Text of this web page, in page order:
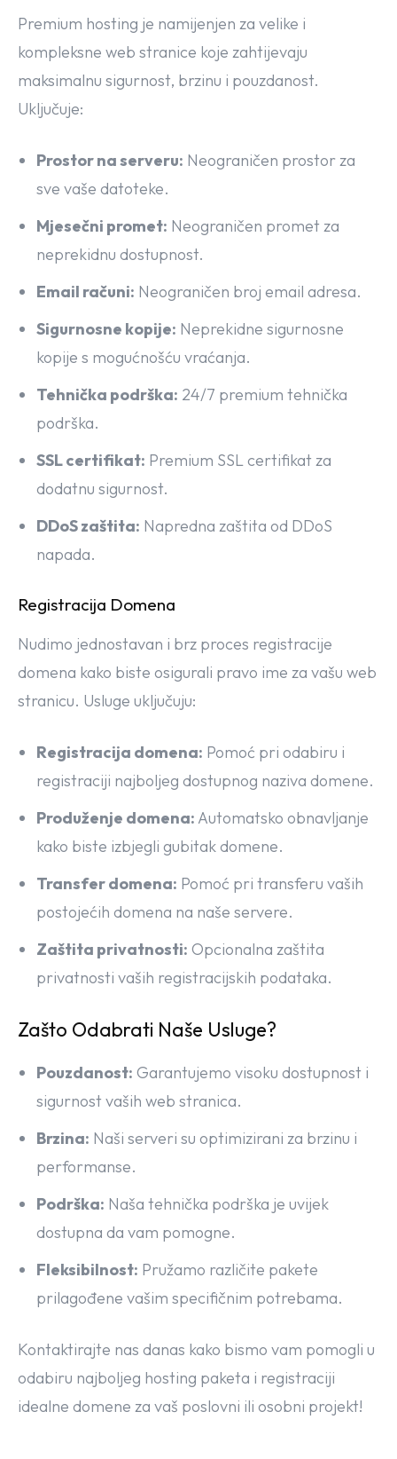
Premium hosting je namijenjen za velike i
kompleksne web stranice koje zahtijevaju
maksimalnu sigurnost, brzinu i pouzdanost.
Uključuje:
Prostor na serveru: Neograničen prostor za
sve vaše datoteke.
Mjesečni promet: Neograničen promet za
neprekidnu dostupnost.
Email računi: Neograničen broj email adresa.
Sigurnosne kopije: Neprekidne sigurnosne
kopije s mogućnošću vraćanja.
Tehnička podrška: 24/7 premium tehnička
podrška.
SSL certifikat: Premium SSL certifikat za
dodatnu sigurnost.
DDoS zaštita: Napredna zaštita od DDoS
napada.
Registracija Domena
Nudimo jednostavan i brz proces registracije
domena kako biste osigurali pravo ime za vašu web
stranicu. Usluge uključuju:
Registracija domena: Pomoć pri odabiru i
registraciji najboljeg dostupnog naziva domene.
Produženje domena: Automatsko obnavljanje
kako biste izbjegli gubitak domene.
Transfer domena: Pomoć pri transferu vaših
postojećih domena na naše servere.
Zaštita privatnosti: Opcionalna zaštita
privatnosti vaših registracijskih podataka.
Zašto Odabrati Naše Usluge?
Pouzdanost: Garantujemo visoku dostupnost i
sigurnost vaših web stranica.
Brzina: Naši serveri su optimizirani za brzinu i
performanse.
Podrška: Naša tehnička podrška je uvijek
dostupna da vam pomogne.
Fleksibilnost: Pružamo različite pakete
prilagođene vašim specifičnim potrebama.
Kontaktirajte nas danas kako bismo vam pomogli u
odabiru najboljeg hosting paketa i registraciji
idealne domene za vaš poslovni ili osobni projekt!